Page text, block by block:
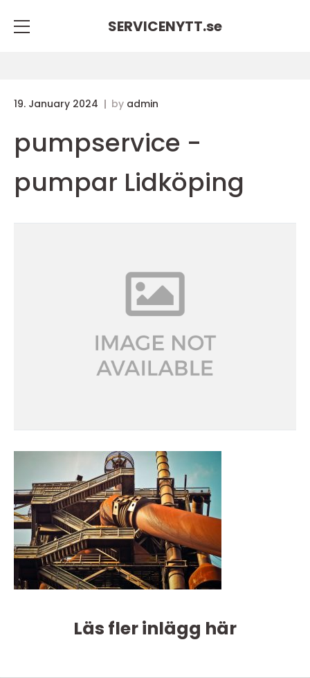
SERVICENYTT.se
19. January 2024 by admin
pumpservice -
pumpar Lidköping
Läs fler inlägg här